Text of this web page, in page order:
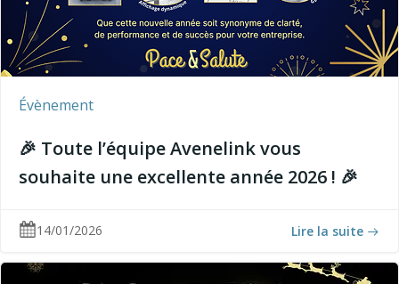
Évènement
🎉 Toute l’équipe Avenelink vous
souhaite une excellente année 2026 ! 🎉
14/01/2026 Lire la suite